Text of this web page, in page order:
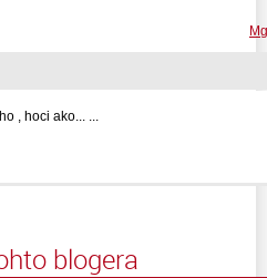
, hoci ako... ...
blogera